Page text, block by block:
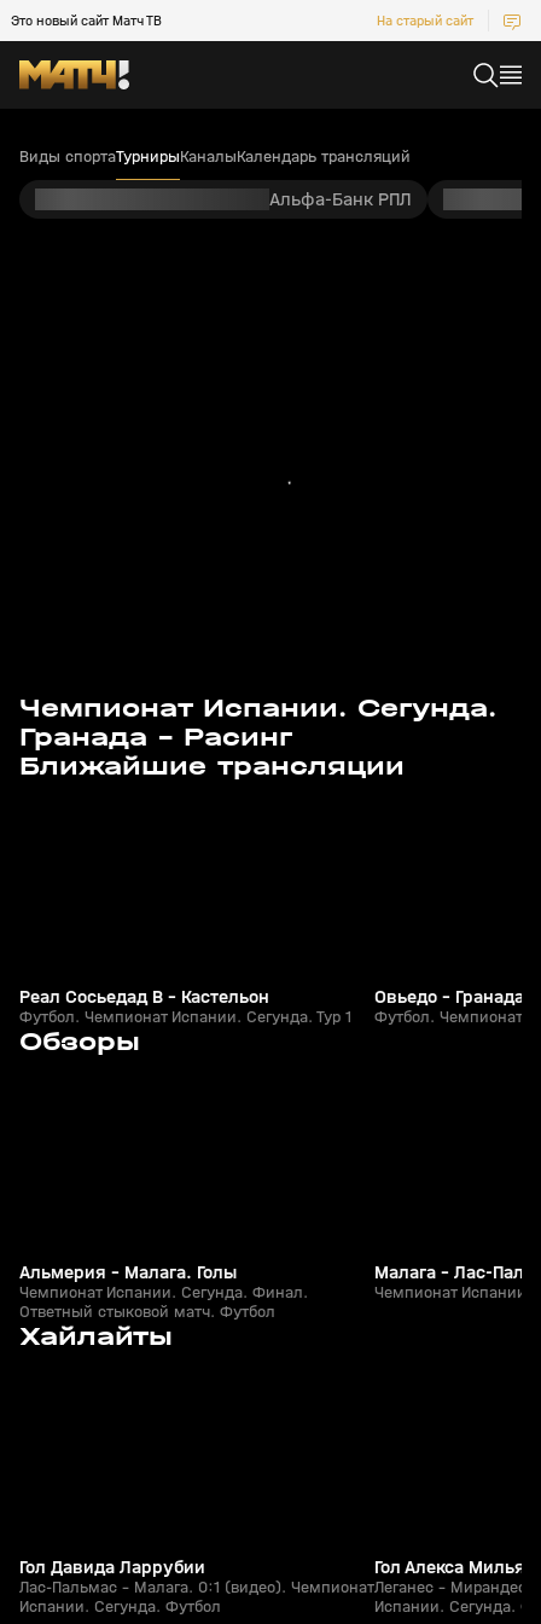
Это новый сайт Матч ТВ На старый сайт
Виды спортаТурнирыКаналыКалендарь трансляций
Альфа-Банк РПЛ
Чемпионат Испании. Сегунда.
Гранада - Расинг
Ближайшие трансляции
14 авг, 21:25
Реал Сосьедад В - Кастельон
Футбол. Чемпионат Испании. Сегунда. Тур 1
Овьедо - Гранада
Футбол. Чемпионат
Обзоры
21 июн, 00:46
Альмерия - Малага. Голы
Чемпионат Испании. Сегунда. Финал.
Ответный стыковой матч. Футбол
2:38 11 июн, 00:02
Малага - Лас-
Чемпионат Испании.
Хайлайты
07 июн, 23:54
Гол Давида Ларрубии
Лас-Пальмас - Малага. 0:1 (видео). Чемпионат
Испании. Сегунда. Футбол
Гол Алекса
Леганес - Мирандес.
Испании. Сегунда.